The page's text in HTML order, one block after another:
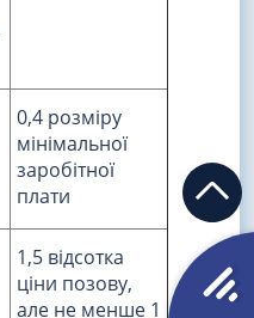
0,4 розміру
мінімальної
заробітної
плати
1,5 відсотка
ціни позову,
але не менше 1